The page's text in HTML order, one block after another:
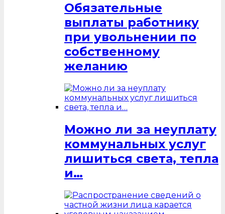
Обязательные
выплаты работнику
при увольнении по
собственному
желанию
Можно ли за неуплату
коммунальных услуг
лишиться света, тепла
и…